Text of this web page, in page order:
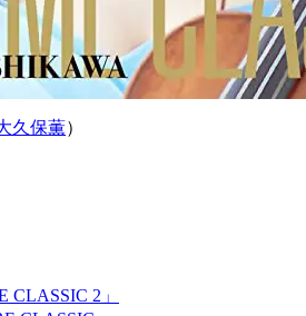
久保薫）
2」